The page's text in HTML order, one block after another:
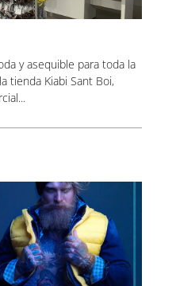
y asequible para toda la
tienda Kiabi Sant Boi,